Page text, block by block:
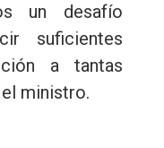
un desafío
suficientes
a tantas
ministro.